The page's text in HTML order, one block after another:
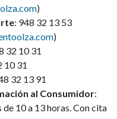
)
: 948 32 13 53
)
32 10 31
10 31
32 13 91
al Consumidor:
10 a 13 horas. Con cita